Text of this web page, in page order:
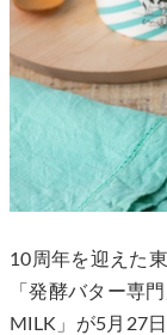
10周年を迎えた
「発酵バター専
MILK」が5月27